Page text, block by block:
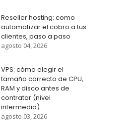
Reseller hosting: como
automatizar el cobro a tus
clientes, paso a paso
agosto 04, 2026
VPS: cómo elegir el
tamaño correcto de CPU,
RAM y disco antes de
contratar (nivel
intermedio)
agosto 03, 2026